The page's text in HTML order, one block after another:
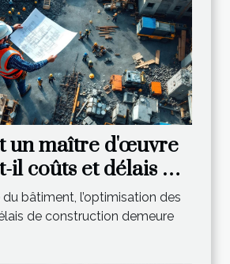
un maître d'œuvre
il coûts et délais de
?
du bâtiment, l’optimisation des
de construction demeure